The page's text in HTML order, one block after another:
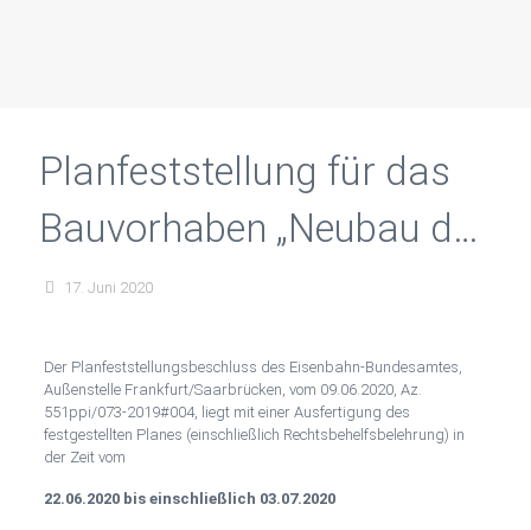
Planfeststellung für das
Bauvorhaben „Neubau der
Verkehrsstation
Schwarzenberg“
17. Juni 2020
Der Planfeststellungsbeschluss des Eisenbahn-Bundesamtes,
Außenstelle Frankfurt/Saarbrücken, vom 09.06.2020, Az.
551ppi/073-2019#004, liegt mit einer Ausfertigung des
festgestellten Planes (einschließlich Rechtsbehelfsbelehrung) in
der Zeit vom
22.06.2020 bis einschließlich 03.07.2020